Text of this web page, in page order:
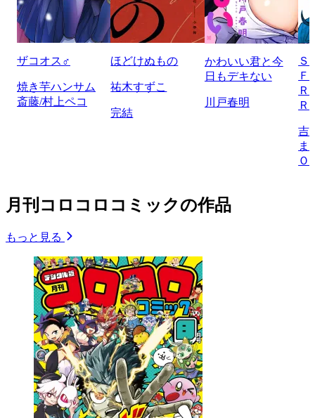
ザコオス♂
焼き芋ハンサム
斎藤/村上ペコ
ほどけぬもの
祐木すずこ
完結
かわいい君と今
日もデキない
川戸春明
Ｆ
Ｒ
吉
ま
Ｏ
月刊コロコロコミックの作品
もっと見る